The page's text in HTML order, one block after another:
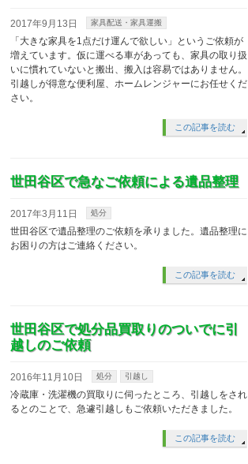
2017年9月13日 家具配送・家具運搬
「大きな家具を1点だけ運んで欲しい」というご依頼が
増えています。仮に運べる車があっても、家具の取り扱
いに慣れていないと搬出、搬入は容易ではありません。
引越しが得意な便利屋、ホームレンジャーにお任せくだ
さい。
この記事を読む
世田谷区で急なご依頼による遺品整理
2017年3月11日 処分
世田谷区で遺品整理のご依頼を承りました。遺品整理に
お困りの方はご連絡ください。
この記事を読む
世田谷区で処分品買取りのついでに引
越しのご依頼
2016年11月10日 処分 引越し
冷蔵庫・洗濯機の買取りに伺ったところ、引越しをされ
るとのことで、急遽引越しもご依頼いただきました。
この記事を読む